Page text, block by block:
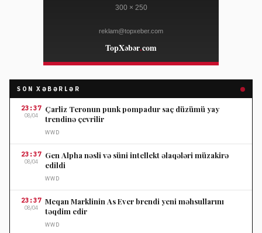
SON XƏBƏRLƏR
23:37
08/04
Çarliz Teronun punk pompadur saç düzümü yay
trendinə çevrilir
WWD
23:37
08/04
Gen Alpha nəsli və süni intellekt əlaqələri müzakirə
edildi
WWD
23:37
08/04
Meqan Marklinin As Ever brendi yeni məhsullarını
təqdim edir
WWD